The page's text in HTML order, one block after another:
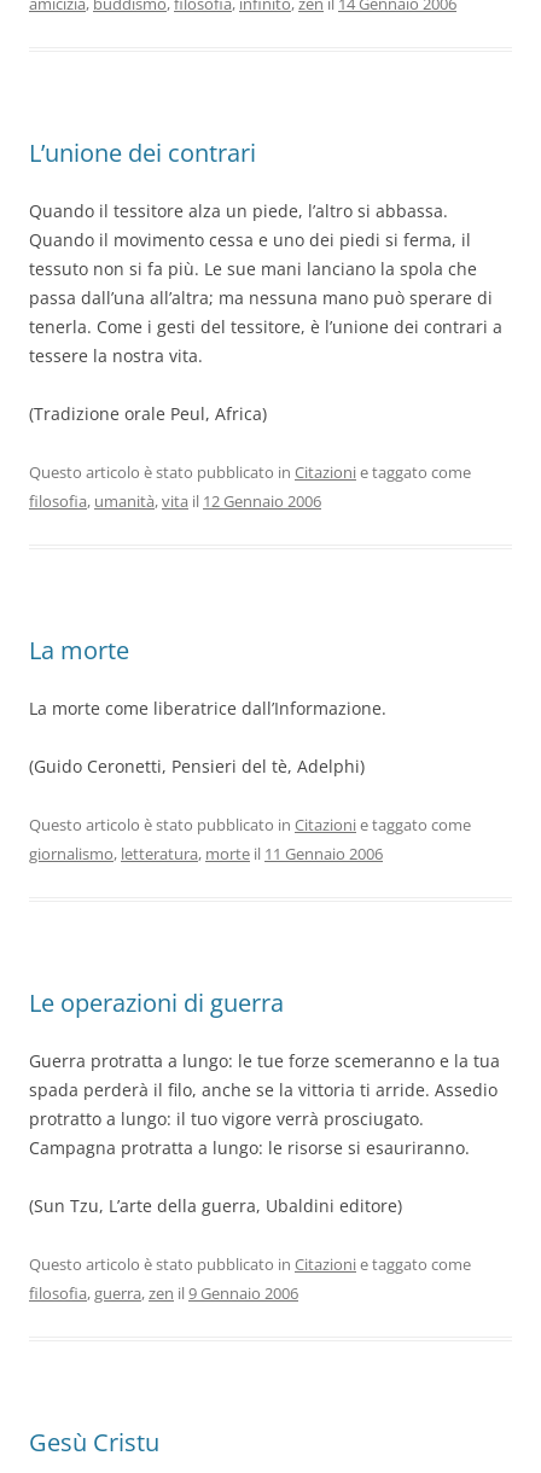
L’unione dei contrari
Quando il tessitore alza un piede, l’altro si abbassa.
Quando il movimento cessa e uno dei piedi si ferma, il
tessuto non si fa più. Le sue mani lanciano la spola che
passa dall’una all’altra; ma nessuna mano può sperare di
tenerla. Come i gesti del tessitore, è l’unione dei contrari a
tessere la nostra vita.
(Tradizione orale Peul, Africa)
Questo articolo è stato pubblicato in Citazionie taggato come
filosofia, umanità,vita il 12 Gennaio 2006
La morte
La morte come liberatrice dall’Informazione.
(Guido Ceronetti, Pensieri del tè, Adelphi)
Questo articolo è stato pubblicato in Citazionie taggato come
giornalismo, letteratura, morte il 11 Gennaio 2006
Le operazioni di guerra
Guerra protratta a lungo: le tue forze scemeranno e la tua
spada perderà il filo, anche se la vittoria ti arride. Assedio
protratto a lungo: il tuo vigore verrà prosciugato.
Campagna protratta a lungo: le risorse si esauriranno.
(Sun Tzu, L’arte della guerra, Ubaldini editore)
Questo articolo è stato pubblicato in Citazionie taggato come
filosofia,guerra,zen il9 Gennaio 2006
Gesù Cristu